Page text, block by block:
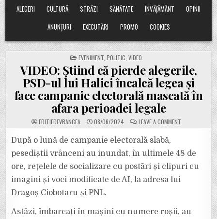
ALEGERI
CULTURĂ STRĂZI SĂNĂTATE ÎNVĂȚĂMÂNT
OPINII
ANUNȚURI
EXECUTĂRI PROMO COOKIES
POSTED
IN
EVENIMENT POLITIC VIDEO
VIDEO: Știind că pierde alegerile,
PSD-ul lui Halici încalcă legea și
face campanie electorală mascată în
afara perioadei legale
EDITIEDEVRANCEA 08/06/2024 LEAVE A COMMENTON
VIDEO:
ALEGERILE,
PSD-
UL
LUI
ELECTORALĂ
MASCATĂ
După o lună de campanie electorală slabă,
pesediștii vrânceni au inundat, în ultimele 48 de
ore, rețelele de socializare cu postări și clipuri cu
imagini și voci modificate de AI, la adresa lui
Dragoș Ciobotaru și PNL.
Astăzi, îmbarcați în mașini cu numere roșii, au